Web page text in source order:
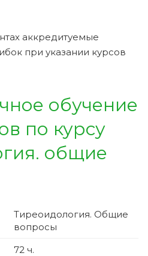
аккредитуемые
при указании курсов
обучение
по курсу
общие
Тиреоидология. Общие
вопросы
72 ч.